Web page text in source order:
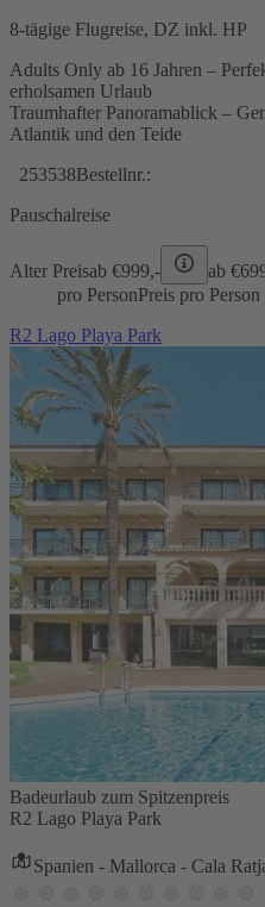
8-tägige Flugreise, DZ inkl. HP
Adults Only ab 16 Jahren –
erholsamen Urlaub
Traumhafter Panoramablick –
Atlantik und den Teide
253538Bestellnr.:
Pauschalreise
Alter Preisab €999,- ab €
pro PersonPreis pro Person
R2 Lago Playa Park
Badeurlaub zum Spitzenpreis
R2 Lago Playa Park
Spanien - Mallorca - Cala